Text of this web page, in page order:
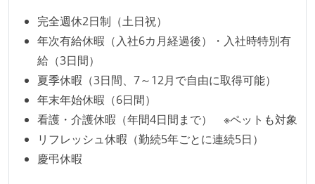
KPI などチームの目標・実績値について、メンバーの
誰もがいつでも閲覧可能になっている
労働環境の自由度
フレックスタイム制または裁量労働制を採用している
メンバーの多様性
外国籍の開発メンバーがいる
完全週休2日制（土日祝）
年次有給休暇（入社6カ月経過後）・入社時特別有
給（3日間）
夏季休暇（3日間、7～12月で自由に取得可能）
年末年始休暇（6日間）
看護・介護休暇（年間4日間まで） ※ペットも対象
リフレッシュ休暇（勤続5年ごとに連続5日）
慶弔休暇